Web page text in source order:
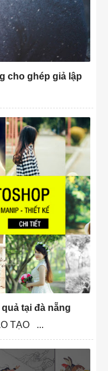
cho ghép giả lập
tại đà nẵng
TẠO ...